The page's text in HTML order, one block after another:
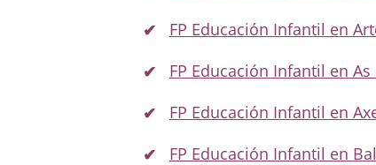
FP Educación Infantil en
FP Educación Infantil en
FP Educación Infantil en
FP Educación Infantil en